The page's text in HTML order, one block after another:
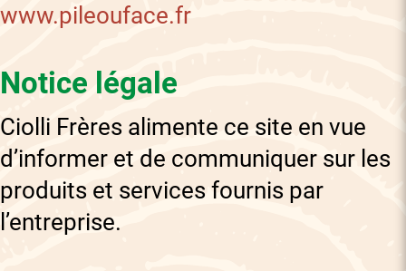
www.pileouface.fr
Notice légale
Ciolli Frères alimente ce site en vue
d’informer et de communiquer sur les
produits et services fournis par
l’entreprise.